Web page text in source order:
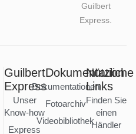
Guilbert
Express.
Guilbert
Express
Unser
Know-how
Express
Dokumentation
Dokumentationen
Fotoarchiv
Videobibliothek
Nützliche
Links
Finden Sie
einen
Händler